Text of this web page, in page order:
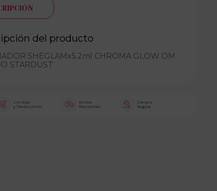
del producto
SHEGLAMx5.2ml CHROMA GLOW OM
STARDUST